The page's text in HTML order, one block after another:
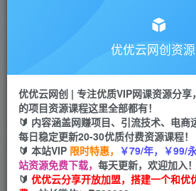
全自动项目点这里
学员
好评
学员好评如潮，模式成熟，一对一指导交付
优优云网创资
优优云网创 | 专注优质VIP网课资源分
的项目资源课程这里全部都有！
🔰 内容涵盖网赚项目、引流技术、电商
每日稳定更新20-30优质付费资源课程！
🔰 本站VIP 限时特惠， ￥79/年，￥99/
站资源免费下载， 每天更新，欢迎加入！
🔰 优优云分享开放加盟，搭建一个和优